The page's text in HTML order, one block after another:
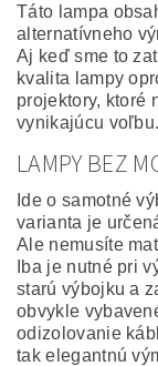
Táto lampa
alternatívneho
Aj keď sme to
kvalita lampy
projektory, ktoré
vynikajúcu voľbu.
LAMPY BEZ
Ide o samotné
varianta je
Ale nemusíte
Iba je nutné pri
starú výbojku a
obvykle
odizolovanie
tak elegantnú